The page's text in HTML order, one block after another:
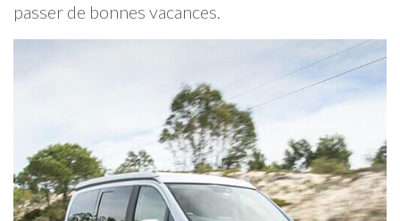
passer de bonnes vacances.